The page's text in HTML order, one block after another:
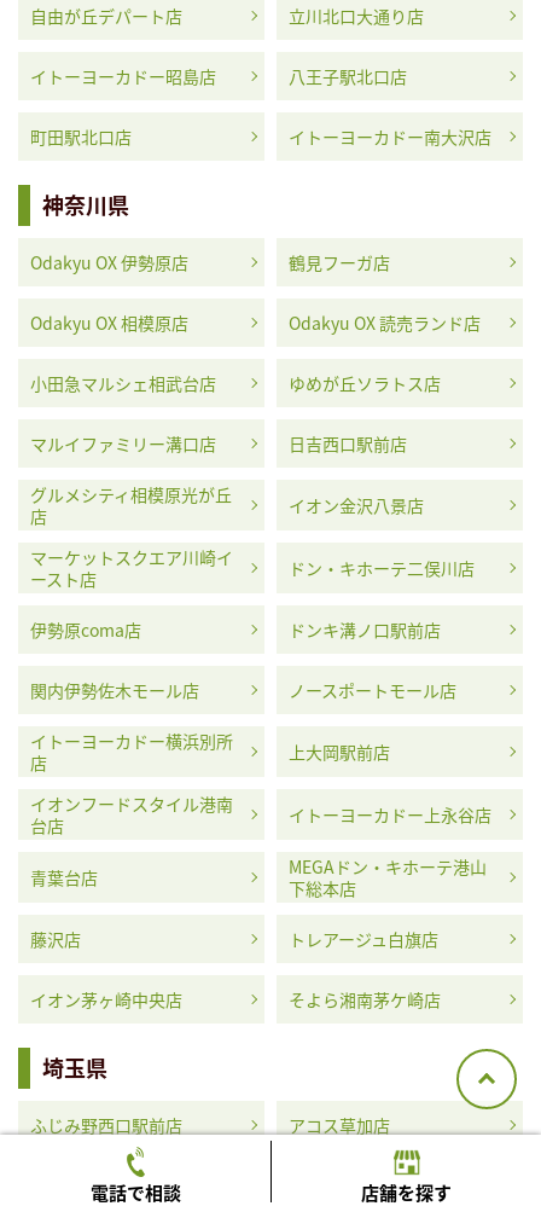
自由が丘デパート店 立川北口大通り店
イトーヨーカドー昭島店 八王子駅北口店
町田駅北口店 イトーヨーカドー南大沢店
神奈川県
Odakyu OX 伊勢原店 鶴見フーガ店
Odakyu OX 相模原店 Odakyu OX 読売ランド店
小田急マルシェ相武台店 ゆめが丘ソラトス店
マルイファミリー溝口店 日吉西口駅前店
グルメシティ相模原光が丘
店
イオン金沢八景店
マーケットスクエア川崎イ
ースト店
ドン・キホーテ二俣川店
伊勢原coma店 ドンキ溝ノ口駅前店
関内伊勢佐木モール店 ノースポートモール店
イトーヨーカドー横浜別所
店
上大岡駅前店
イオンフードスタイル港南
台店
イトーヨーカドー上永谷店
青葉台店
MEGAドン・キホーテ港山
下総本店
藤沢店 トレアージュ白旗店
イオン茅ヶ崎中央店 そよら湘南茅ケ崎店
埼玉県
ふじみ野西口駅前店 アコス草加店
イオンタウン蕨店
MEGAドン・キホーテ浦和
電話で相談 店舗を探す